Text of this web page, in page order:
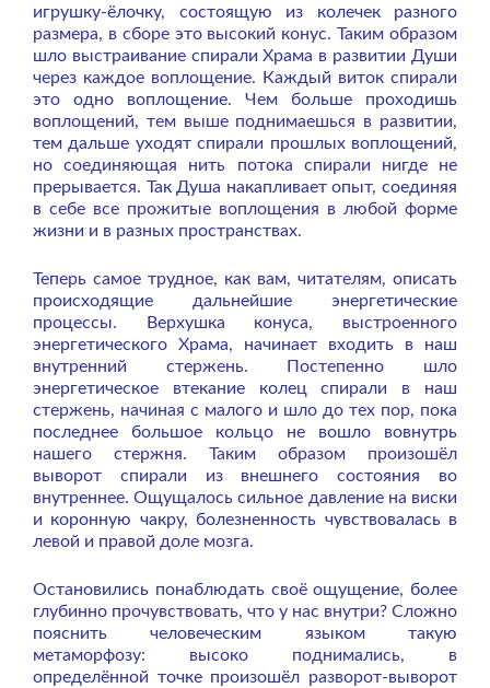
игрушку-ёлочку, состоящую из колечек разного
размера, в сборе это высокий конус. Таким образом
шло выстраивание спирали Храма в развитии Души
через каждое воплощение. Каждый виток спирали
это одно воплощение. Чем больше проходишь
воплощений, тем выше поднимаешься в развитии,
тем дальше уходят спирали прошлых воплощений,
но соединяющая нить потока спирали нигде не
прерывается. Так Душа накапливает опыт, соединяя
в себе все прожитые воплощения в любой форме
жизни и в разных пространствах.
Теперь самое трудное, как вам, читателям, описать
происходящие дальнейшие энергетические
процессы. Верхушка конуса, выстроенного
энергетического Храма, начинает входить в наш
внутренний стержень. Постепенно шло
энергетическое втекание колец спирали в наш
стержень, начиная с малого и шло до тех пор, пока
последнее большое кольцо не вошло вовнутрь
нашего стержня. Таким образом произошёл
выворот спирали из внешнего состояния во
внутреннее. Ощущалось сильное давление на виски
и коронную чакру, болезненность чувствовалась в
левой и правой доле мозга.
Остановились понаблюдать своё ощущение, более
глубинно прочувствовать, что у нас внутри? Сложно
пояснить человеческим языком такую
метаморфозу: высоко поднимались, в
определённой точке произошёл разворот-выворот